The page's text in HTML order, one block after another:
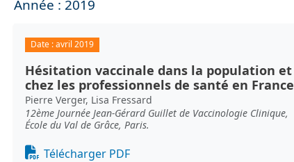
Année : 2019
Date :avril 2019
Hésitation vaccinale dans la population et
chez les professionnels de santé en France
Pierre Verger, Lisa Fressard
12ème Journée Jean-Gérard Guillet de Vaccinologie Clinique,
École du Val de Grâce, Paris.
Document
Télécharger PDF